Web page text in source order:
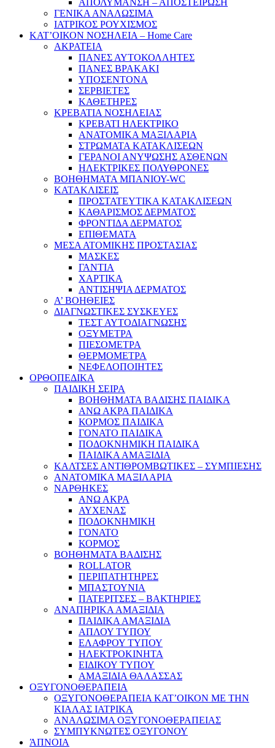
ΑΠΟΛΥΜΑΝΣΗ – ΑΠΟΣΤΕΙΡΩΣΗ
ΓΕΝΙΚΑ ΑΝΑΛΩΣΙΜΑ
ΙΑΤΡΙΚΟΣ ΡΟΥΧΙΣΜΟΣ
ΚΑΤ’ΟΙΚΟΝ ΝΟΣΗΛΕΙΑ – Home Care
ΑΚΡΑΤΕΙΑ
ΠΑΝΕΣ ΑΥΤΟΚΟΛΛΗΤΕΣ
ΠΑΝΕΣ ΒΡΑΚΑΚΙ
ΥΠΟΣΕΝΤΟΝΑ
ΣΕΡΒΙΕΤΕΣ
ΚΑΘΕΤΗΡΕΣ
ΚΡΕΒΑΤΙΑ ΝΟΣΗΛΕΙΑΣ
ΚΡΕΒΑΤΙ ΗΛΕΚΤΡΙΚΟ
ΑΝΑΤΟΜΙΚΑ ΜΑΞΙΛΑΡΙΑ
ΣΤΡΩΜΑΤΑ ΚΑΤΑΚΛΙΣΕΩΝ
ΓΕΡΑΝΟΙ ΑΝΥΨΩΣΗΣ ΑΣΘΕΝΩΝ
ΗΛΕΚΤΡΙΚΕΣ ΠΟΛΥΘΡΟΝΕΣ
ΒΟΗΘΗΜΑΤΑ ΜΠΑΝΙΟΥ-WC
ΚΑΤΑΚΛΙΣΕΙΣ
ΠΡΟΣΤΑΤΕΥΤΙΚΑ ΚΑΤΑΚΛΙΣΕΩΝ
ΚΑΘΑΡΙΣΜΟΣ ΔΕΡΜΑΤΟΣ
ΦΡΟΝΤΙΔΑ ΔΕΡΜΑΤΟΣ
ΕΠΙΘΕΜΑΤΑ
ΜΕΣΑ ΑΤΟΜΙΚΗΣ ΠΡΟΣΤΑΣΙΑΣ
ΜΑΣΚΕΣ
ΓΑΝΤΙΑ
ΧΑΡΤΙΚΑ
ΑΝΤΙΣΗΨΙΑ ΔΕΡΜΑΤΟΣ
Α’ ΒΟΗΘΕΙΕΣ
ΔΙΑΓΝΩΣΤΙΚΕΣ ΣΥΣΚΕΥΕΣ
ΤΕΣΤ ΑΥΤΟΔΙΑΓΝΩΣΗΣ
ΟΞΥΜΕΤΡΑ
ΠΙΕΣΟΜΕΤΡΑ
ΘΕΡΜΟΜΕΤΡΑ
ΝΕΦΕΛΟΠΟΙΗΤΕΣ
ΟΡΘΟΠΕΔΙΚΑ
ΠΑΙΔΙΚΗ ΣΕΙΡΑ
ΒΟΗΘΗΜΑΤΑ ΒΑΔΙΣΗΣ ΠΑΙΔΙΚΑ
ΑΝΩ ΑΚΡΑ ΠΑΙΔΙΚΑ
ΚΟΡΜΟΣ ΠΑΙΔΙΚΑ
ΓΟΝΑΤΟ ΠΑΙΔΙΚΑ
ΠΟΔΟΚΝΗΜΙΚΗ ΠΑΙΔΙΚΑ
ΠΑΙΔΙΚΑ ΑΜΑΞΙΔΙΑ
ΚΑΛΤΣΕΣ ΑΝΤΙΘΡΟΜΒΩΤΙΚΕΣ – ΣΥΜΠΙΕΣΗΣ
ΑΝΑΤΟΜΙΚΑ ΜΑΞΙΛΑΡΙΑ
ΝΑΡΘΗΚΕΣ
ΑΝΩ ΑΚΡΑ
ΑΥΧΕΝΑΣ
ΠΟΔΟΚΝΗΜΙΚΗ
ΓΟΝΑΤΟ
ΚΟΡΜΟΣ
ΒΟΗΘΗΜΑΤΑ ΒΑΔΙΣΗΣ
ROLLATOR
ΠΕΡΙΠΑΤΗΤΗΡΕΣ
ΜΠΑΣΤΟΥΝΙΑ
ΠΑΤΕΡΙΤΣΕΣ – ΒΑΚΤΗΡΙΕΣ
ΑΝΑΠΗΡΙΚΑ ΑΜΑΞΙΔΙΑ
ΠΑΙΔΙΚΑ ΑΜΑΞΙΔΙΑ
ΑΠΛΟΥ ΤΥΠΟΥ
ΕΛΑΦΡΟΥ ΤΥΠΟΥ
ΗΛΕΚΤΡΟΚΙΝΗΤΑ
ΕΙΔΙΚΟΥ ΤΥΠΟΥ
ΑΜΑΞΙΔΙΑ ΘΑΛΑΣΣΑΣ
ΟΞΥΓΟΝΟΘΕΡΑΠΕΙΑ
ΟΞΥΓΟΝΟΘΕΡΑΠΕΙΑ ΚΑΤ’ΟΙΚΟΝ ΜΕ ΤΗΝ
ΚΙΑΛΑΣ ΙΑΤΡΙΚΑ
ΑΝΑΛΩΣΙΜΑ ΟΞΥΓΟΝΟΘΕΡΑΠΕΙΑΣ
ΣΥΜΠΥΚΝΩΤΕΣ ΟΞΥΓΟΝΟΥ
ΆΠΝΟΙΑ